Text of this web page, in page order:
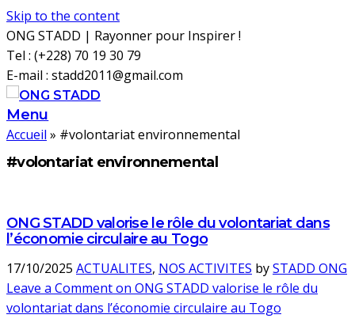
Skip to the content
ONG STADD | Rayonner pour Inspirer !
Tel : (+228) 70 19 30 79
E-mail : stadd2011@gmail.com
Menu
Accueil » #volontariat environnemental
#volontariat environnemental
ONG STADD valorise le rôle du volontariat dans
l’économie circulaire au Togo
17/10/2025 ACTUALITES, NOS ACTIVITES bySTADD ONG
Leave a Commenton ONG STADD valorise le rôle du
volontariat dans l’économie circulaire au Togo